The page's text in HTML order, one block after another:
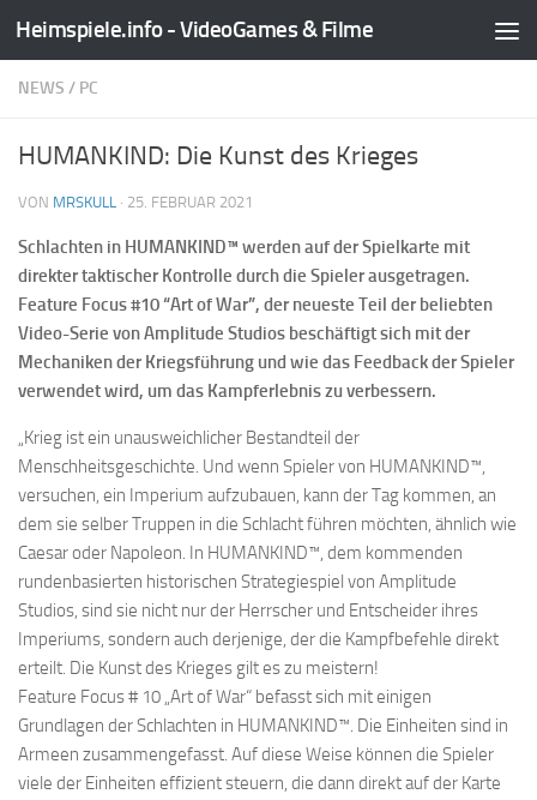
Zum Inhalt springen
Heimspiele.info - VideoGames & Filme
NEWS / PC
HUMANKIND: Die Kunst des Krieges
VON MRSKULL · 25. FEBRUAR 2021
Schlachten in HUMANKIND™ werden auf der Spielkarte mit
direkter taktischer Kontrolle durch die Spieler ausgetragen.
Feature Focus #10 “Art of War”, der neueste Teil der beliebten
Video-Serie von Amplitude Studios beschäftigt sich mit der
Mechaniken der Kriegsführung und wie das Feedback der Spieler
verwendet wird, um das Kampferlebnis zu verbessern.
„Krieg ist ein unausweichlicher Bestandteil der
Menschheitsgeschichte. Und wenn Spieler von HUMANKIND™,
versuchen, ein Imperium aufzubauen, kann der Tag kommen, an
dem sie selber Truppen in die Schlacht führen möchten, ähnlich wie
Caesar oder Napoleon. In HUMANKIND™, dem kommenden
rundenbasierten historischen Strategiespiel von Amplitude
Studios, sind sie nicht nur der Herrscher und Entscheider ihres
Imperiums, sondern auch derjenige, der die Kampfbefehle direkt
erteilt. Die Kunst des Krieges gilt es zu meistern!
Feature Focus # 10 „Art of War“ befasst sich mit einigen
Grundlagen der Schlachten in HUMANKIND™. Die Einheiten sind in
Armeen zusammengefasst. Auf diese Weise können die Spieler
viele der Einheiten effizient steuern, die dann direkt auf der Karte